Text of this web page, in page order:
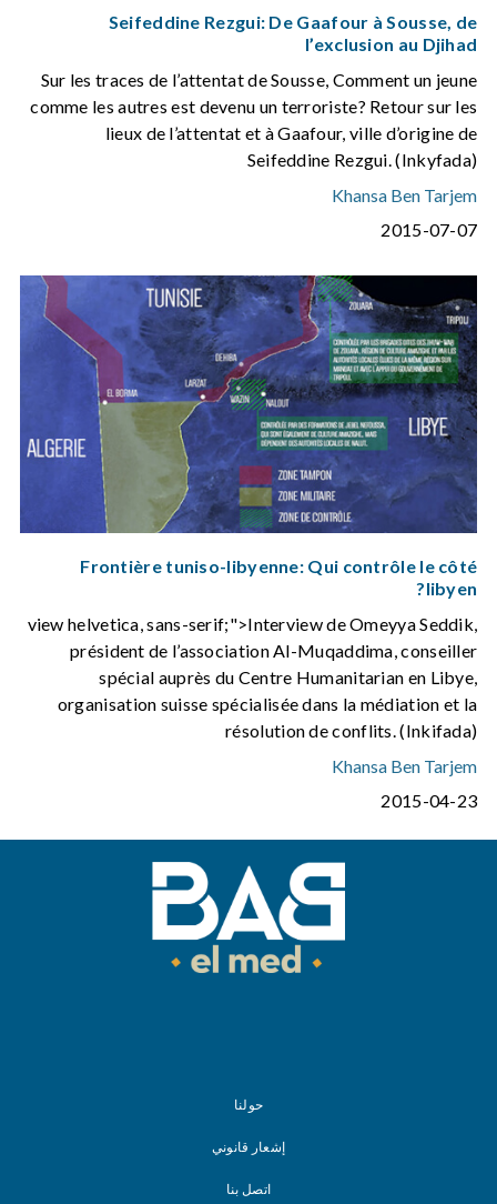
Seifeddine Rezgui: De Gaafour à Sousse, de
l’exclusion au Djihad
Sur les traces de l’attentat de Sousse, Comment un jeune
comme les autres est devenu un terroriste? Retour sur les
lieux de l’attentat et à Gaafour, ville d’origine de
Seifeddine Rezgui. (Inkyfada)
Khansa Ben Tarjem
2015-07-07
Frontière tuniso-libyenne: Qui contrôle le côté
libyen?
view helvetica, sans-serif;">Interview de Omeyya Seddik,
président de l’association Al-Muqaddima, conseiller
spécial auprès du Centre Humanitarian en Libye,
organisation suisse spécialisée dans la médiation et la
résolution de conflits. (Inkifada)
Khansa Ben Tarjem
2015-04-23
حولنا
إشعار قانوني
اتصل بنا